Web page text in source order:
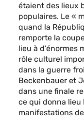
étaient des lieux
populaires. Le «
quand la
remporte la
lieu à d’énormes
rôle culturel
dans la guerre
Beckenbauer et
dans une finale
ce qui donna lieu
manifestations